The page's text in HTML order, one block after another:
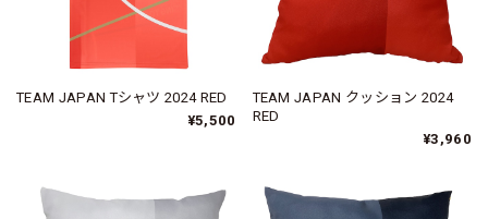
TEAM JAPAN Tシャツ 2024 RED
¥5,500
TEAM JAPAN クッション 2024
RED
¥3,960